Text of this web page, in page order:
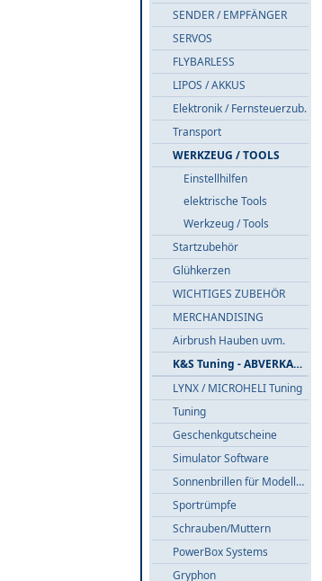
SENDER / EMPFÄNGER
SERVOS
FLYBARLESS
LIPOS / AKKUS
Elektronik / Fernsteuerzub.
Transport
WERKZEUG / TOOLS
Einstellhilfen
elektrische Tools
Werkzeug / Tools
Startzubehör
Glühkerzen
WICHTIGES ZUBEHÖR
MERCHANDISING
Airbrush Hauben uvm.
K&S Tuning - ABVERKAUF
LYNX / MICROHELI Tuning
Tuning
Geschenkgutscheine
Simulator Software
Sonnenbrillen für Modellflieger
Sportrümpfe
Schrauben/Muttern
PowerBox Systems
Gryphon